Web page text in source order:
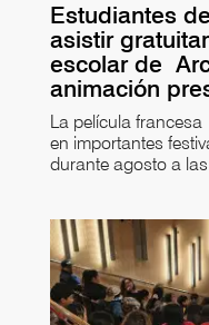
Estudiantes
asistir
escolar de
animación
La película
en importantes
durante agosto a